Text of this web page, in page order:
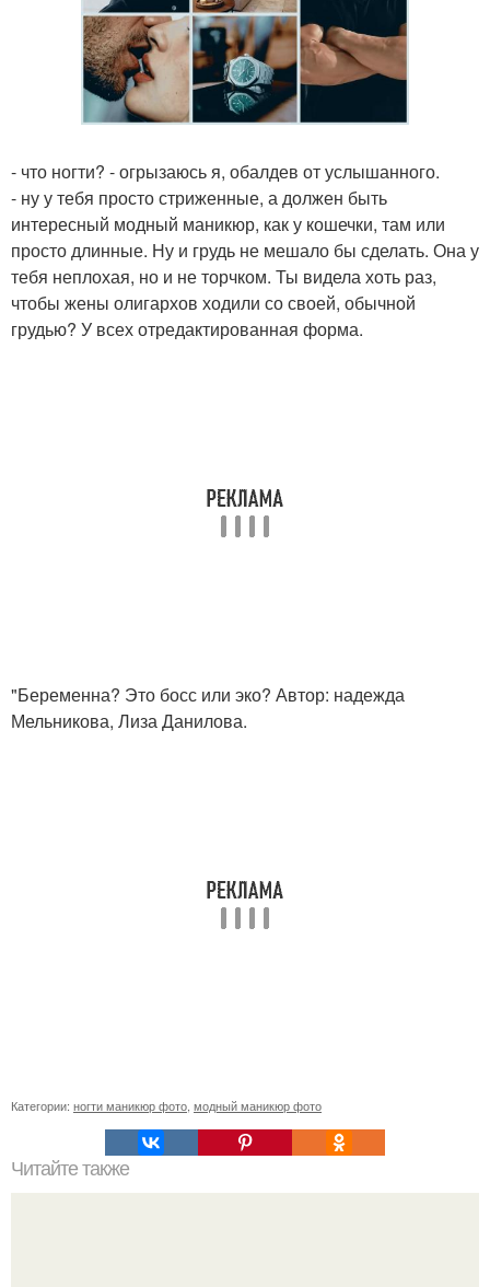
- что ногти? - огрызаюсь я, обалдев от услышанного.
- ну у тебя просто стриженные, а должен быть
интересный модный маникюр, как у кошечки, там или
просто длинные. Ну и грудь не мешало бы сделать. Она у
тебя неплохая, но и не торчком. Ты видела хоть раз,
чтобы жены олигархов ходили со своей, обычной
грудью? У всех отредактированная форма.
"Беременна? Это босс или эко? Автор: надежда
Мельникова, Лиза Данилова.
Категории: ногти маникюр фото модный маникюр фото
Читайте также